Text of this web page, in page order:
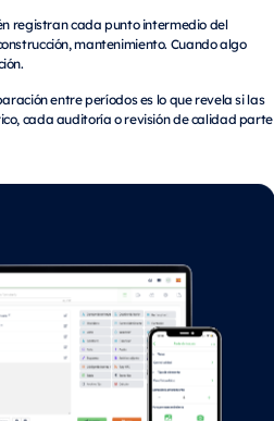
registran cada punto intermedio del
mantenimiento. Cuando algo
entre períodos es lo que revela si las
cada auditoría o revisión de calidad parte